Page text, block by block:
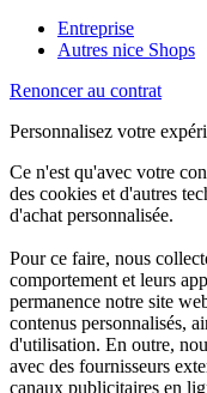
Entreprise
Autres nice Shops
Renoncer au contrat
Personnalisez votre
Ce n'est qu'avec votre
des cookies et d'autres
d'achat personnalisée.
Pour ce faire, nous
comportement et leurs
permanence notre site
contenus personnalisés,
d'utilisation. En outre,
avec des fournisseurs
canaux publicitaires en